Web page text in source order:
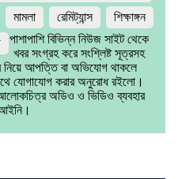
মামলা রেমিট্যান্স
শিক্ষাঙ্গন
পাশাপাশি বিভিন্ন নিউজ সাইট থেকে
খবর সংগ্রহ করে সংশ্লিষ্ট সূত্রসহ
আপত্তি বা অভিযোগ থাকলে
যোগাযোগ করার অনুরোধ রইলো।
অডিও ও ভিডিও ব্যবহার